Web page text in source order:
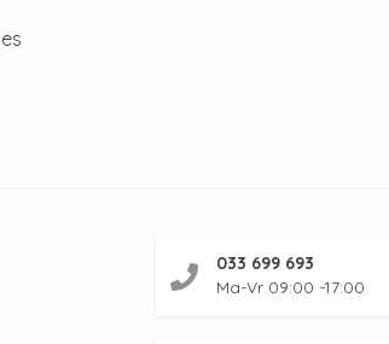
033 699 693
Ma-Vr 09:00 -17:00